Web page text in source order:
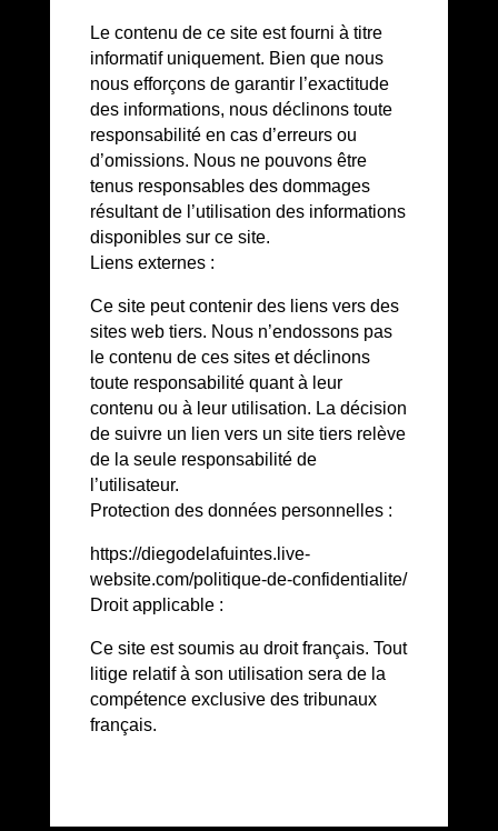
Le contenu de ce site est fourni à titre
informatif uniquement. Bien que nous
nous efforçons de garantir l’exactitude
des informations, nous déclinons toute
responsabilité en cas d’erreurs ou
d’omissions. Nous ne pouvons être
tenus responsables des dommages
résultant de l’utilisation des informations
disponibles sur ce site.
Liens externes :
Ce site peut contenir des liens vers des
sites web tiers. Nous n’endossons pas
le contenu de ces sites et déclinons
toute responsabilité quant à leur
contenu ou à leur utilisation. La décision
de suivre un lien vers un site tiers relève
de la seule responsabilité de
l’utilisateur.
Protection des données personnelles :
https://diegodelafuintes.live-
website.com/politique-de-confidentialite/
Droit applicable :
Ce site est soumis au droit français. Tout
litige relatif à son utilisation sera de la
compétence exclusive des tribunaux
français.